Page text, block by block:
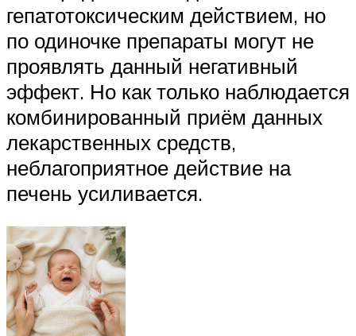
гепатотоксическим действием, но
по одиночке препараты могут не
проявлять данный негативный
эффект. Но как только наблюдается
комбинированный приём данных
лекарственных средств,
неблагоприятное действие на
печень усиливается.